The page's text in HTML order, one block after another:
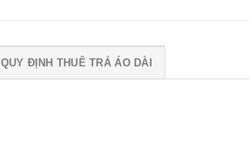
QUY ĐỊNH THUÊ TRẢ ÁO DÀI